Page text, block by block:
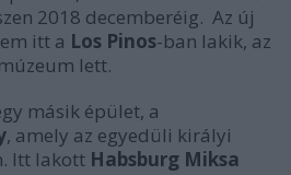
2018 decemberéig. Az új
itt a Los Pinos-ban lakik, az
lett.
másik épület, a
, amely az egyedüli királyi
Itt lakott Habsburg Miksa